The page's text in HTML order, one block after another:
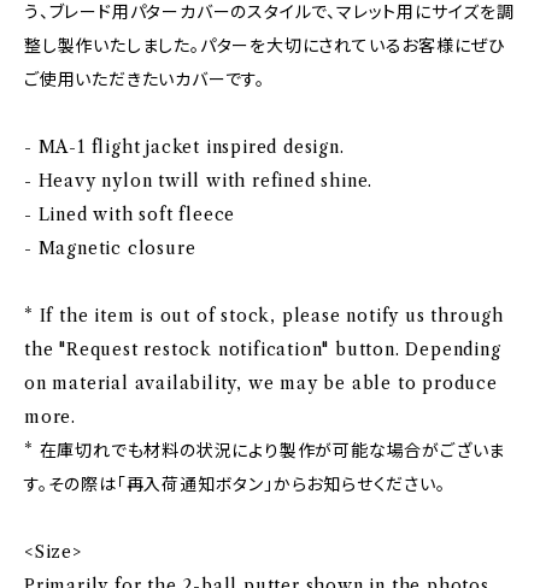
う、ブレード用パターカバーのスタイルで、マレット用にサイズを調
整し製作いたしました。パターを大切にされているお客様にぜひ
ご使用いただきたいカバーです。
- MA-1 flight jacket inspired design.
- Heavy nylon twill with refined shine.
- Lined with soft fleece
- Magnetic closure
* If the item is out of stock, please notify us through
the "Request restock notification" button. Depending
on material availability, we may be able to produce
more.
* 在庫切れでも材料の状況により製作が可能な場合がございま
す。その際は「再入荷通知ボタン」からお知らせください。
<Size>